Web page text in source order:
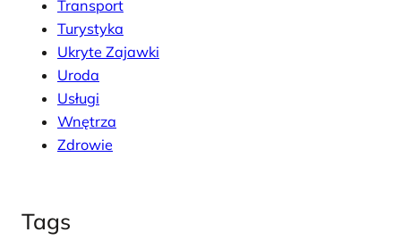
Transport
Turystyka
Ukryte Zajawki
Uroda
Usługi
Wnętrza
Zdrowie
Tags